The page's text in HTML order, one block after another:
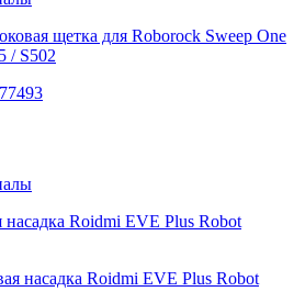
щетка для Roborock Sweep One
/ S502
насадка Roidmi EVE Plus Robot